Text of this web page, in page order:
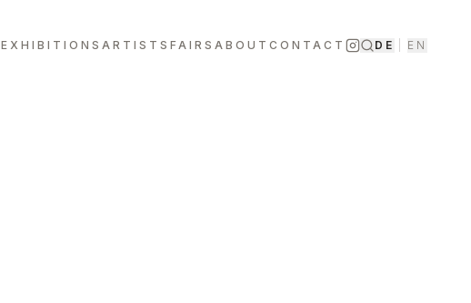
EXHIBITIONS ARTISTS FAIRS ABOUT CONTACT DE EN